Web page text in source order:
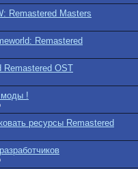
Remastered Masters
Remastered
Remastered OST
!
ресурсы Remastered